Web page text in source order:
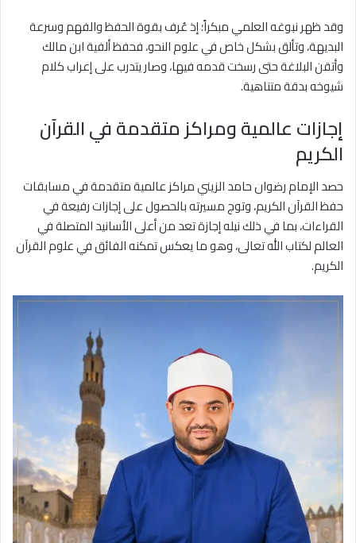
وقد ظهر نبوغه العلمي مبكراً؛ إذ عُرف بقوة الحفظ والفهم وسرعة
البديهة، وتألق بشكل خاص في علوم النحو، فحفظ ألفية ابن مالك
وأتقن البلاغة حتى رسخت قدمه فيها، وصار يتدرب على إعراب كلام
شيوخه بدقة متناهية.
إجازات عالمية ومراكز متقدمة في القرآن
الكريم
حصد الإمام رضوان حامد الزيني مراكز عالمية متقدمة في مسابقات
حفظ القرآن الكريم، وتوج مسيرته بالحصول على إجازات رفيعة في
القراءات، بما في ذلك نيله إجازة تعد من أعلى الأسانيد المتصلة في
العالم لكتاب الله تعالى، وهو ما يعكس تمكنه الفائق في علوم القرآن
الكريم.